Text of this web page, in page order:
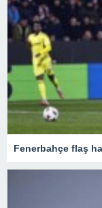
Fenerbahçe flaş